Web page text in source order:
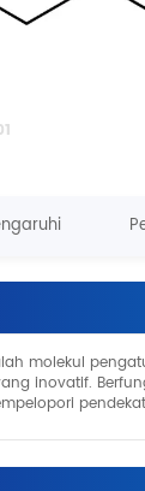
1
molekul
inovatif.